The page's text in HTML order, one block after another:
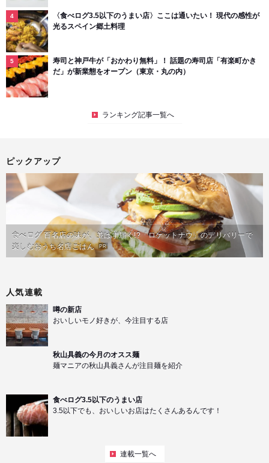
〈食べログ3.5以下のうまい店〉ここは通いたい！ 現代の感性が
光るスペイン郷土料理
寿司と神戸牛が「おかわり無料」！ 話題の寿司店「有楽町かき
だ」が新業態をオープン（東京・丸の内）
ランキング記事一覧へ
ピックアップ
食べログ 百名店の味が、並ばず届く!?「ロケットナウ」のデリバリーで
楽しむおうち名店ごはん PR
人気連載
噂の新店
おいしいモノ好きが、今注目する店
秋山具義の今月のオスス麺
麺マニアの秋山具義さんが注目麺を紹介
食べログ3.5以下のうまい店
3.5以下でも、おいしいお店はたくさんあるんです！
連載一覧へ